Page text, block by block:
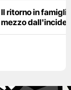
Il ritorno in
mezzo